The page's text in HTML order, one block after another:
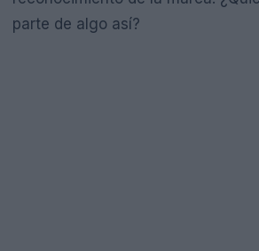
parte de algo así?